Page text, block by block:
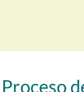
Proceso